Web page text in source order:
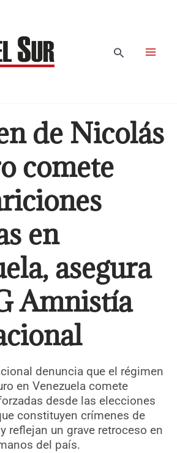
Buscar
de Nicolás
comete
en
asegura
Amnistía
denuncia que el régimen
en Venezuela comete
desde las elecciones
constituyen crímenes de
reflejan un grave retroceso en
del país.